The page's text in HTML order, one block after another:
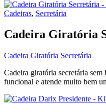
Cadeiras, Secretária
Cadeira Giratória
Cadeira Giratória Secretária
Cadeira giratória secretária sem
funcional e atende muito bem